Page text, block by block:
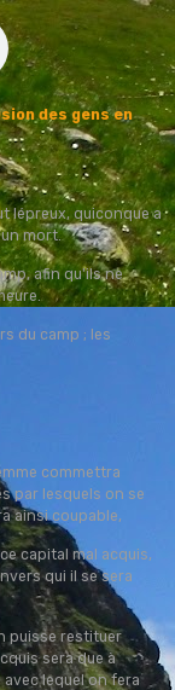
des gens en
lépreux, quiconque a
mort.
afin qu'ils ne
du camp ; les
commettra
par lesquels on se
ainsi coupable,
capital mal acquis,
qui il se sera
puisse restituer
sera due à
lequel on fera